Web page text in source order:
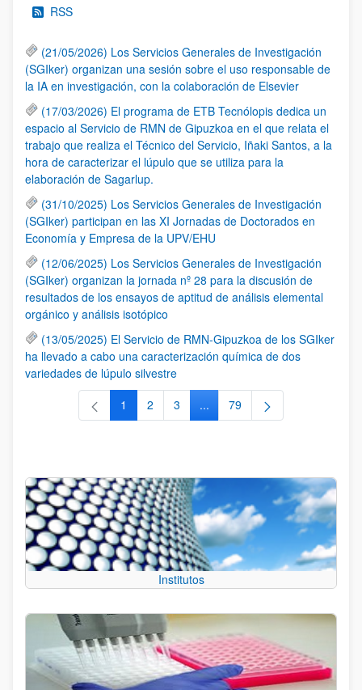
RSS
(21/05/2026) Los Servicios Generales de Investigación
(SGIker) organizan una sesión sobre el uso responsable de
la IA en investigación, con la colaboración de Elsevier
(17/03/2026) El programa de ETB Tecnólopis dedica un
espacio al Servicio de RMN de Gipuzkoa en el que relata el
trabajo que realiza el Técnico del Servicio, Iñaki Santos, a la
hora de caracterizar el lúpulo que se utiliza para la
elaboración de Sagarlup.
(31/10/2025) Los Servicios Generales de Investigación
(SGIker) participan en las XI Jornadas de Doctorados en
Economía y Empresa de la UPV/EHU
(12/06/2025) Los Servicios Generales de Investigación
(SGIker) organizan la jornada nº 28 para la discusión de
resultados de los ensayos de aptitud de análisis elemental
orgánico y análisis isotópico
(13/05/2025) El Servicio de RMN-Gipuzkoa de los SGIker
ha llevado a cabo una caracterización química de dos
variedades de lúpulo silvestre
Página
1 Página
2 Página
3 ...Páginas intermedias Use TAB
Página
79
Institutos